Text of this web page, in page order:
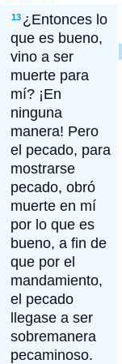
13 ¿Entonces lo
que es bueno,
vino a ser
muerte para
mí? ¡En
ninguna
manera! Pero
el pecado, para
mostrarse
pecado, obró
muerte en mí
por lo que es
bueno, a fin de
que por el
mandamiento,
el pecado
llegase a ser
sobremanera
pecaminoso.